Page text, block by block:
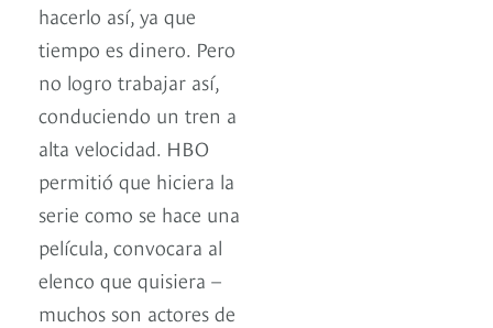
hacerlo así, ya que
tiempo es dinero. Pero
no logro trabajar así,
conduciendo un tren a
alta velocidad. HBO
permitió que hiciera la
serie como se hace una
película, convocara al
elenco que quisiera –
muchos son actores de